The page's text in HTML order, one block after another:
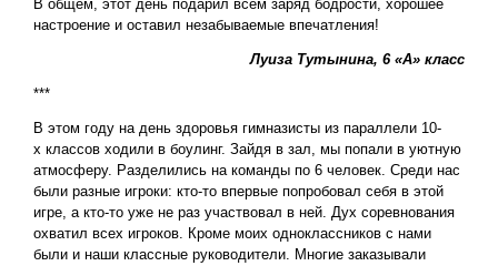
В общем, этот день подарил всем заряд бодрости, хорошее
настроение и оставил незабываемые впечатления!
Луиза Тутынина, 6 «А» класс
***
В этом году на день здоровья гимназисты из параллели 10-
х классов ходили в боулинг. Зайдя в зал, мы попали в уютную
атмосферу. Разделились на команды по 6 человек. Среди нас
были разные игроки: кто-то впервые попробовал себя в этой
игре, а кто-то уже не раз участвовал в ней. Дух соревнования
охватил всех игроков. Кроме моих одноклассников с нами
были и наши классные руководители. Многие заказывали